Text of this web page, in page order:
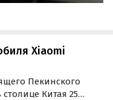
Xiaomi
Пекинского
Китая 25